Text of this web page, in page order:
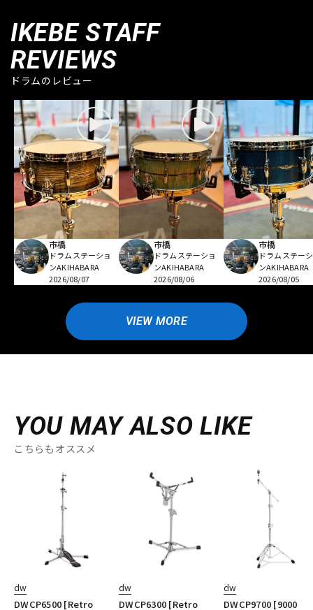
IKEBE STAFF
REVIEWS
ドラムのレビュー
市橋
ドラムステーショ
ンAKIHABARA
2026/08/07
市橋
ドラムステーショ
ンAKIHABARA
2026/08/06
市橋
ドラムステー
ンAKIHABARA
2026/08/05
VIEW MORE
YOU MAY ALSO LIKE
こちらもオススメ
dw
DWCP6500 [Retro
dw
DWCP6300 [Retro
dw
DWCP9700 [9000